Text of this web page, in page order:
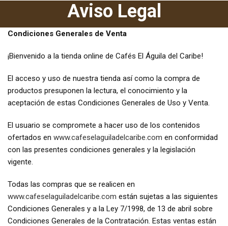
Aviso Legal
Condiciones Generales de Venta
¡Bienvenido a la tienda online de Cafés El Águila del Caribe!
El acceso y uso de nuestra tienda así como la compra de
productos presuponen la lectura, el conocimiento y la
aceptación de estas Condiciones Generales de Uso y Venta.
El usuario se compromete a hacer uso de los contenidos
ofertados en www.cafeselaguiladelcaribe.com en conformidad
con las presentes condiciones generales y la legislación
vigente.
Todas las compras que se realicen en
www.cafeselaguiladelcaribe.com están sujetas a las siguientes
Condiciones Generales y a la Ley 7/1998, de 13 de abril sobre
Condiciones Generales de la Contratación. Estas ventas están